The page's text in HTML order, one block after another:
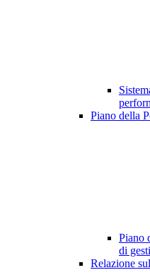
Piano della
Piano
di
Relazione